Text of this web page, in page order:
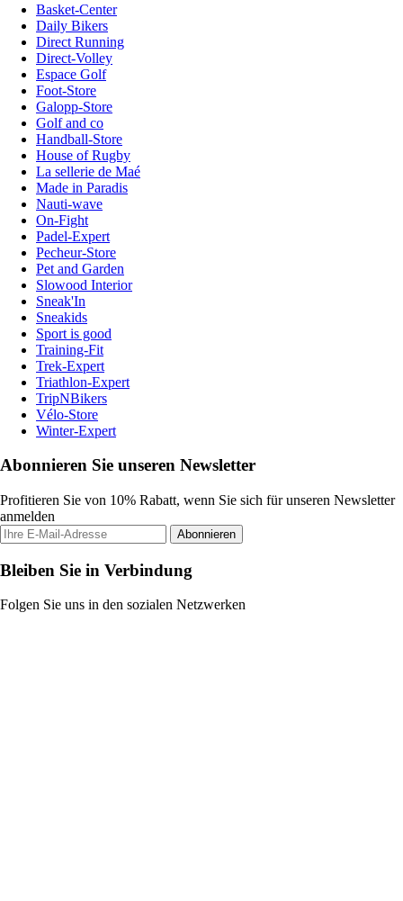
Basket-Center
Daily Bikers
Direct Running
Direct-Volley
Espace Golf
Foot-Store
Galopp-Store
Golf and co
Handball-Store
House of Rugby
La sellerie de Maé
Made in Paradis
Nauti-wave
On-Fight
Padel-Expert
Pecheur-Store
Pet and Garden
Slowood Interior
Sneak'In
Sneakids
Sport is good
Training-Fit
Trek-Expert
Triathlon-Expert
TripNBikers
Vélo-Store
Winter-Expert
Abonnieren Sie unseren Newsletter
Profitieren Sie von 10% Rabatt, wenn Sie sich für unseren Newsletter
anmelden
Abonnieren
Bleiben Sie in Verbindung
Folgen Sie uns in den sozialen Netzwerken